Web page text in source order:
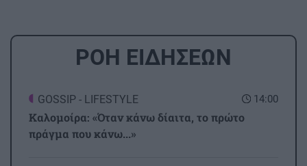
ΡΟΗ ΕΙΔΗΣΕΩΝ
14:00
GOSSIP - LIFESTYLE
Καλομοίρα: «Όταν κάνω δίαιτα, το πρώτο
πράγμα που κάνω...»